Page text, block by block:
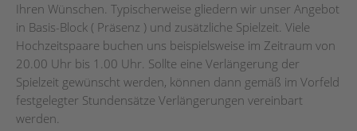
Ihren Wünschen. Typischerweise gliedern wir unser Angebot
in Basis-Block ( Präsenz ) und zusätzliche Spielzeit. Viele
Hochzeitspaare buchen uns beispielsweise im Zeitraum von
20.00 Uhr bis 1.00 Uhr. Sollte eine Verlängerung der
Spielzeit gewünscht werden, können dann gemäß im Vorfeld
festgelegter Stundensätze Verlängerungen vereinbart
werden.